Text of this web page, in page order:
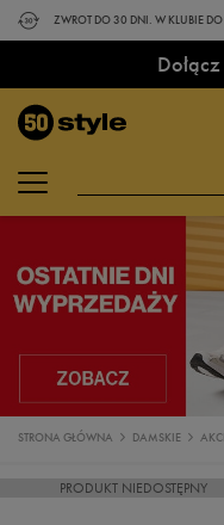
ZWROT DO 30 DNI. W KLUBIE
STRONA GŁÓWNA DAMSKIE
PRODUKT NIEDOSTĘPNY